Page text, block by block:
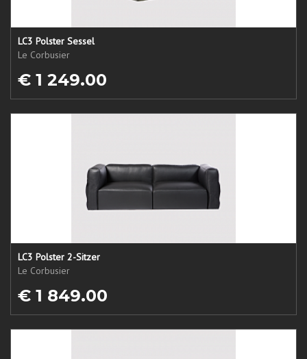
LC3 Polster Sessel
Le Corbusier
€ 1 249.00
LC3 Polster 2-Sitzer
Le Corbusier
€ 1 849.00